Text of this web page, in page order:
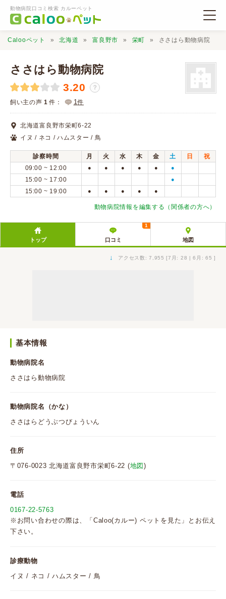
動物病院口コミ検索 カルーペット
動物病院検索
口コミ検索
Calooペットとは？
口コミ投稿
Calooペット 北海道 富良野市 栄町 ささはら動物病院
ささはら動物病院
3.20 ？
飼い主の声 1 件： 1件
北海道富良野市栄町6-22
イヌ / ネコ / ハムスター / 鳥
診察時間 月 火 水 木 金 土 日
祝
09:00 ~ 12:00
● ● ● ● ● ●
15:00 ~ 17:00 ●
15:00 ~ 19:00 ● ● ● ● ●
動物病院情報を編集する（関係者の方へ）
トップ 口コミ
1
地図
↓ アクセス数: 7,955 [7月: 28 | 6月: 65 ]
基本情報
動物病院名
ささはら動物病院
動物病院名（かな）
ささはらどうぶつびょういん
住所
〒076-0023 北海道富良野市栄町6-22 (地図 )
電話
0167-22-5763
※お問い合わせの際は、「Caloo(カルー) ペットを見た」とお伝え
下さい。
診療動物
イヌ / ネコ / ハムスター / 鳥